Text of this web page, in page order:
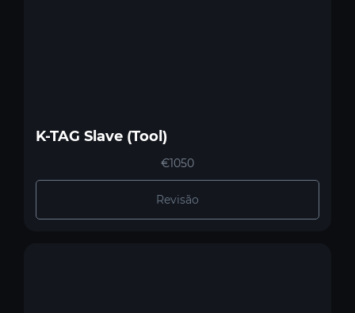
K-TAG Slave (Tool)
€1050
Revisão